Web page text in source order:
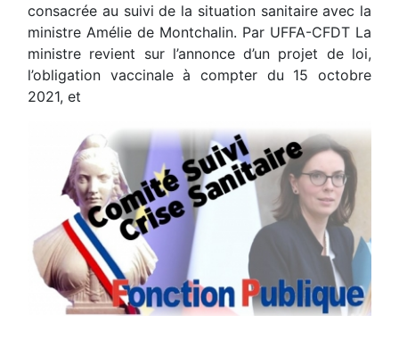
consacrée au suivi de la situation sanitaire avec la
ministre Amélie de Montchalin. Par UFFA-CFDT La
ministre revient sur l’annonce d’un projet de loi,
l’obligation vaccinale à compter du 15 octobre
2021, et